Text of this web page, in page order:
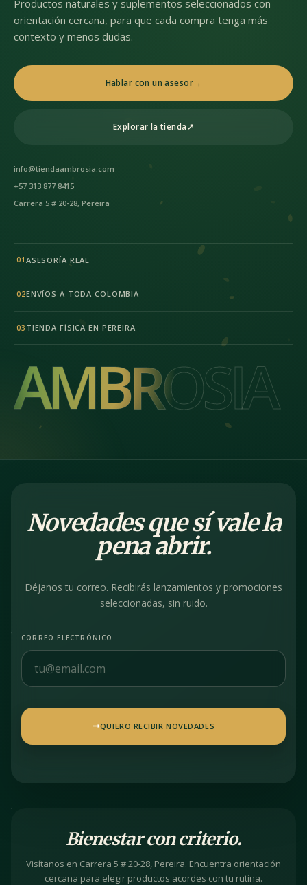
Productos naturales y suplementos seleccionados con
orientación cercana, para que cada compra tenga más
contexto y menos dudas.
Hablar con un asesor→
Explorar la tienda↗
info@tiendaambrosia.com
+57 313 877 8415
Carrera 5 # 20-28, Pereira
01 ASESORÍA REAL
02ENVÍOS A TODA COLOMBIA
03 TIENDA FÍSICA EN PEREIRA
AMBROSIA
AMBROSIA
Novedades que sí vale la
pena abrir.
Déjanos tu correo. Recibirás lanzamientos y promociones
seleccionadas, sin ruido.
CORREO ELECTRÓNICO
QUIERO RECIBIR NOVEDADES
Bienestar con criterio.
Visítanos en Carrera 5 # 20-28, Pereira. Encuentra orientación
cercana para elegir productos acordes con tu rutina.